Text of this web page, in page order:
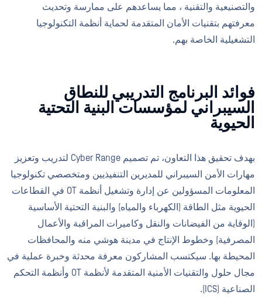
والتصنيعية والتقنية ، مما يساعدهم على ممارسة وتحديث
معرفتهم بتقنيات الأمان المتقدمة لحماية أنظمة التكنولوجيا
التشغيلية الخاصة بهم.
فوائد البرنامج التدريبي للنطاق
السيبراني لمؤسسات البنية التحتية
الحيوية
بهدف تحقيق هذا التعاون، تم تصميم Cyber Range لتدريب وتعزيز
مهارات الأمن السيبراني للمديرين التنفيذيين ومتخصصي تكنولوجيا
المعلومات المسؤولين عن إدارة وتشغيل أنظمة OT في القطاعات
الحيوية مثل الطاقة (الكهرباء والمياه) والبنية التحتية الأساسية
(الوقاية من الفيضانات والنقل وكاميرات المراقبة والأعمال
المصرفية) وخطوط الإنتاج في مدينة هوشي منه والمحافظات
المحيطة بها. سيكتسب المشاركون معرفة محدثة وخبرة عملية في
مجال حلول والتقنيات الأمنية المتقدمة لأنظمة OT وأنظمة التحكم
الصناعية (ICS).